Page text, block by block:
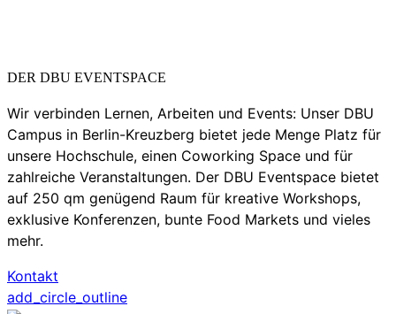
DER DBU EVENTSPACE
Wir verbinden Lernen, Arbeiten und Events: Unser DBU
Campus in Berlin-Kreuzberg bietet jede Menge Platz für
unsere Hochschule, einen Coworking Space und für
zahlreiche Veranstaltungen. Der DBU Eventspace bietet
auf 250 qm genügend Raum für kreative Workshops,
exklusive Konferenzen, bunte Food Markets und vieles
mehr.
Kontakt
add_circle_outline